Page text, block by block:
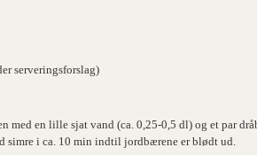
serveringsforslag)
med en lille sjat vand (ca. 0,25-0,5 dl) og et par
simre i ca. 10 min indtil jordbærene er blødt ud.